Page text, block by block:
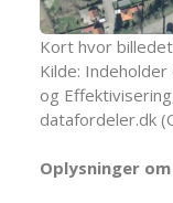
Kort hvor
Kilde:
og
datafordeler.dk
Oplysninger